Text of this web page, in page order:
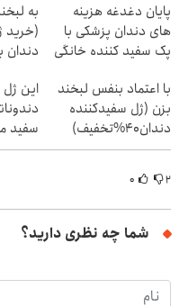
پایان دغدغه هزینه
های دندان پزشکی با
پک سفید کننده خانگی
به
(خرید
دندان
با اعتماد بنفس لبخند
بزن (ژل سفیدکننده
دندان40%تخفیف)
این
سفید
(40%تخفیف)
۲ ۰
شما چه نظری دارید؟